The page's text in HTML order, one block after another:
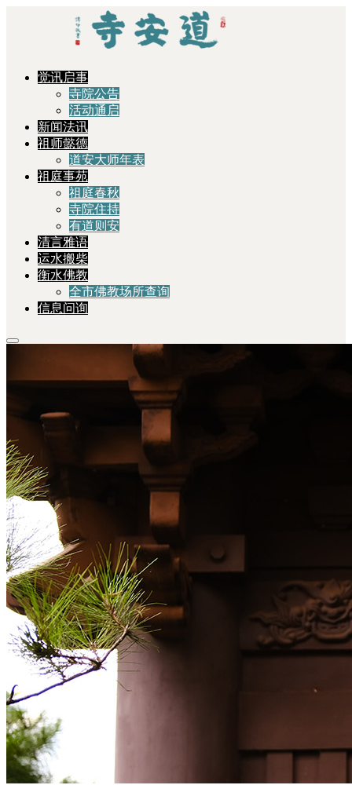
觉讯启事
寺院公告
活动通启
新闻法讯
祖师懿德
道安大师年表
祖庭事苑
祖庭春秋
寺院住持
有道则安
清言雅语
运水搬柴
衡水佛教
全市佛教场所查询
信息问询